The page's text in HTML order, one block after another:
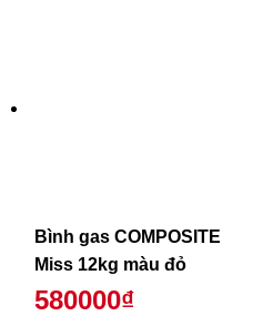
Bình gas COMPOSITE
Miss 12kg màu đỏ
580000₫